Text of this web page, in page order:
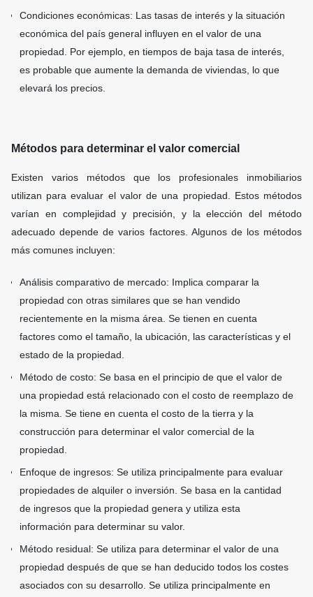
Condiciones económicas: Las tasas de interés y la situación
económica del país general influyen en el valor de una
propiedad. Por ejemplo, en tiempos de baja tasa de interés,
es probable que aumente la demanda de viviendas, lo que
elevará los precios.
Métodos para determinar el valor comercial
Existen varios métodos que los profesionales inmobiliarios
utilizan para evaluar el valor de una propiedad. Estos métodos
varían en complejidad y precisión, y la elección del método
adecuado depende de varios factores. Algunos de los métodos
más comunes incluyen:
Análisis comparativo de mercado: Implica comparar la
propiedad con otras similares que se han vendido
recientemente en la misma área. Se tienen en cuenta
factores como el tamaño, la ubicación, las características y el
estado de la propiedad.
Método de costo: Se basa en el principio de que el valor de
una propiedad está relacionado con el costo de reemplazo de
la misma. Se tiene en cuenta el costo de la tierra y la
construcción para determinar el valor comercial de la
propiedad.
Enfoque de ingresos: Se utiliza principalmente para evaluar
propiedades de alquiler o inversión. Se basa en la cantidad
de ingresos que la propiedad genera y utiliza esta
información para determinar su valor.
Método residual: Se utiliza para determinar el valor de una
propiedad después de que se han deducido todos los costes
asociados con su desarrollo. Se utiliza principalmente en